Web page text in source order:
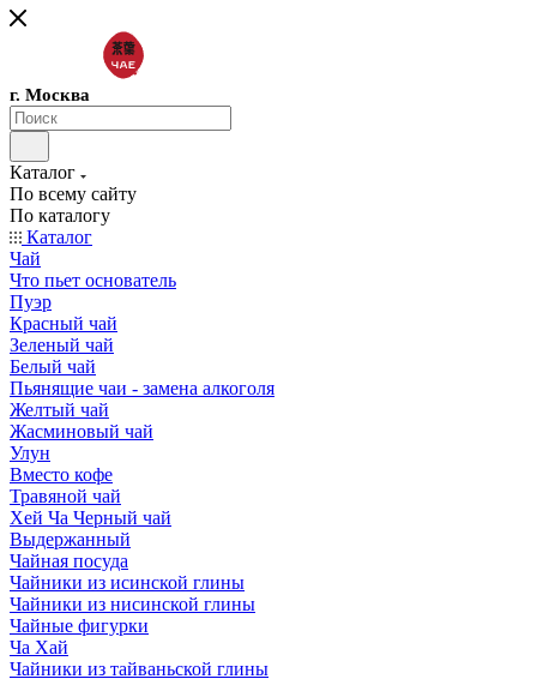
г. Москва
Каталог
По всему сайту
По каталогу
Каталог
Чай
Что пьет основатель
Пуэр
Красный чай
Зеленый чай
Белый чай
Пьянящие чаи - замена алкоголя
Желтый чай
Жасминовый чай
Улун
Вместо кофе
Травяной чай
Хей Ча Черный чай
Выдержанный
Чайная посуда
Чайники из исинской глины
Чайники из нисинской глины
Чайные фигурки
Ча Хай
Чайники из тайваньской глины